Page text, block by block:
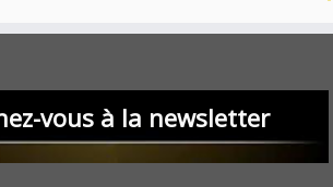
vous à la newsletter